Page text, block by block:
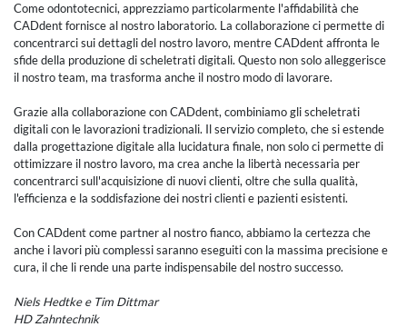
Come odontotecnici, apprezziamo particolarmente l'affidabilità che
CADdent fornisce al nostro laboratorio. La collaborazione ci permette di
concentrarci sui dettagli del nostro lavoro, mentre CADdent affronta le
sfide della produzione di scheletrati digitali. Questo non solo alleggerisce
il nostro team, ma trasforma anche il nostro modo di lavorare.
Grazie alla collaborazione con CADdent, combiniamo gli scheletrati
digitali con le lavorazioni tradizionali. Il servizio completo, che si estende
dalla progettazione digitale alla lucidatura finale, non solo ci permette di
ottimizzare il nostro lavoro, ma crea anche la libertà necessaria per
concentrarci sull'acquisizione di nuovi clienti, oltre che sulla qualità,
l'efficienza e la soddisfazione dei nostri clienti e pazienti esistenti.
Con CADdent come partner al nostro fianco, abbiamo la certezza che
anche i lavori più complessi saranno eseguiti con la massima precisione e
cura, il che li rende una parte indispensabile del nostro successo.
Niels Hedtke e Tim Dittmar
HD Zahntechnik